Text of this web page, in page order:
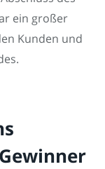
ein großer
Kunden und